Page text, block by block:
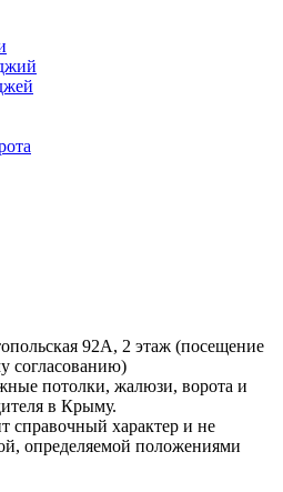
92А, 2 этаж (посещение
согласованию)
потолки, жалюзи, ворота и
в Крыму.
справочный характер и не
определяемой положениями